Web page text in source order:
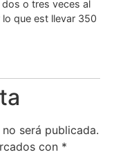
o tres veces al
que est llevar 350
será publicada.
con *